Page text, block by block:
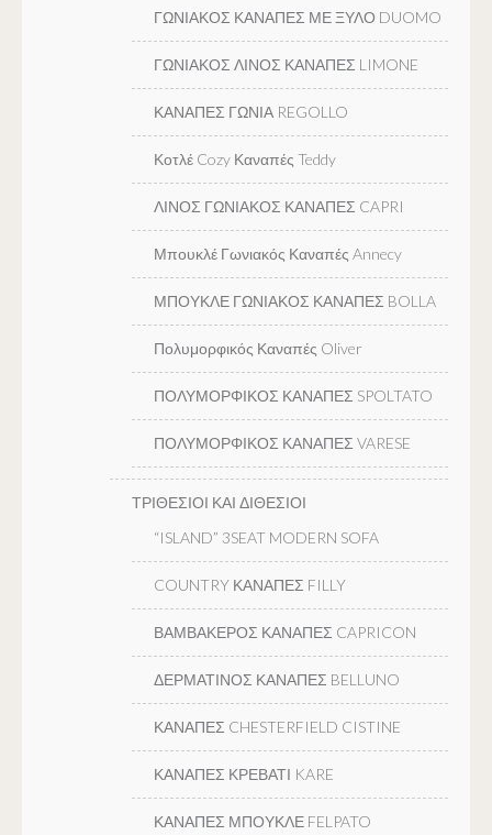
ΓΩΝΙΑΚΟΣ ΚΑΝΑΠΕΣ ΜΕ ΞΥΛΟ DUOMO
ΓΩΝΙΑΚΟΣ ΛΙΝΟΣ ΚΑΝΑΠΕΣ LIMONE
ΚΑΝΑΠΕΣ ΓΩΝΙΑ REGOLLO
Κοτλέ Cozy Καναπές Teddy
ΛΙΝΟΣ ΓΩΝΙΑΚΟΣ ΚΑΝΑΠΕΣ CAPRI
Μπουκλέ Γωνιακός Καναπές Annecy
ΜΠΟΥΚΛΕ ΓΩΝΙΑΚΟΣ ΚΑΝΑΠΕΣ BOLLA
Πολυμορφικός Καναπές Oliver
ΠΟΛΥΜΟΡΦΙΚΟΣ ΚΑΝΑΠΕΣ SPOLTATO
ΠΟΛΥΜΟΡΦΙΚΟΣ ΚΑΝΑΠΕΣ VARESE
ΤΡΙΘΕΣΙΟΙ ΚΑΙ ΔΙΘΕΣΙΟΙ
“ISLAND” 3SEAT MODERN SOFA
COUNTRY ΚΑΝΑΠΕΣ FILLY
ΒΑΜΒΑΚΕΡΟΣ ΚΑΝΑΠΕΣ CAPRICON
ΔΕΡΜΑΤΙΝΟΣ ΚΑΝΑΠΕΣ BELLUNO
ΚΑΝΑΠΕΣ CHESTERFIELD CISTINE
ΚΑΝΑΠΕΣ ΚΡΕΒΑΤΙ KARE
ΚΑΝΑΠΕΣ ΜΠΟΥΚΛΕ FELPATO